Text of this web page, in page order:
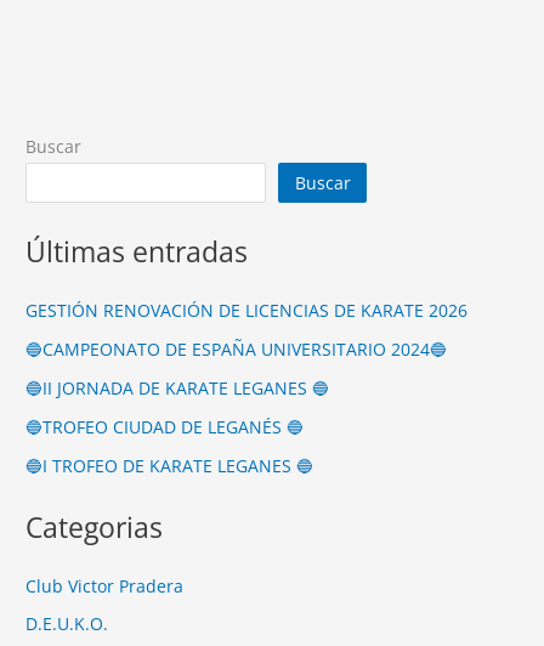
Buscar
Buscar
Últimas entradas
GESTIÓN RENOVACIÓN DE LICENCIAS DE KARATE 2026
🔵CAMPEONATO DE ESPAÑA UNIVERSITARIO 2024🔵
🔵II JORNADA DE KARATE LEGANES 🔵
🔵TROFEO CIUDAD DE LEGANÉS 🔵
🔵I TROFEO DE KARATE LEGANES 🔵
Categorias
Club Victor Pradera
D.E.U.K.O.